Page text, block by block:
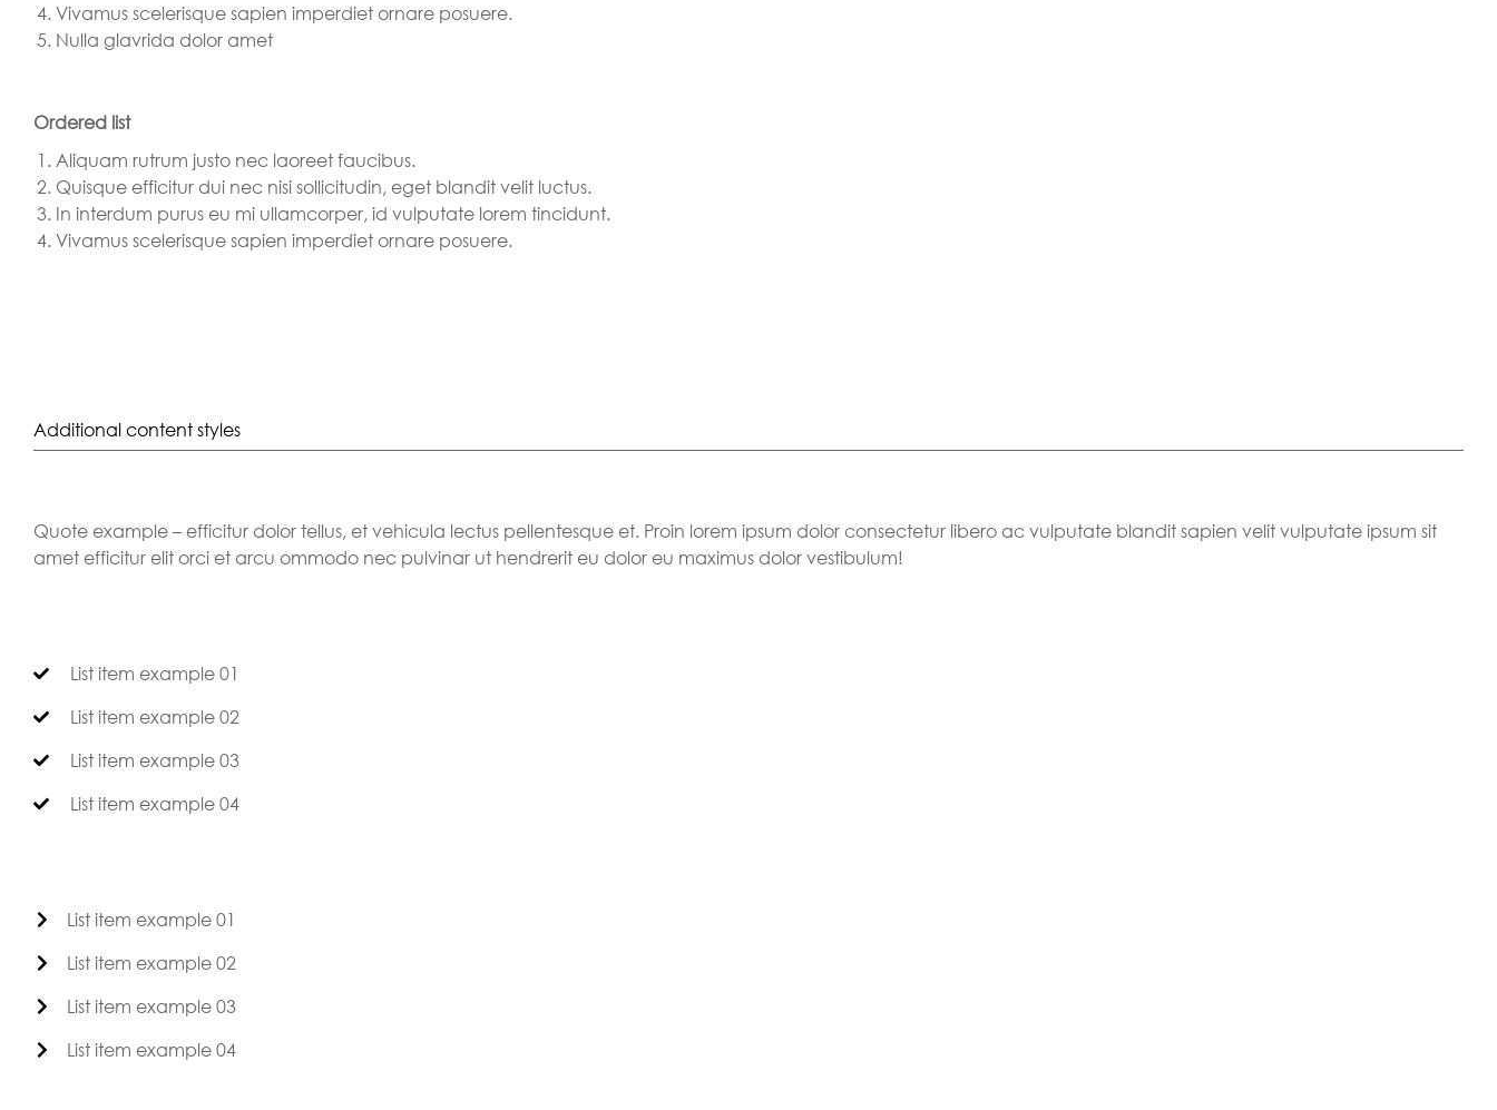
Vivamus scelerisque sapien imperdiet ornare posuere.
Nulla glavrida dolor amet
Ordered list
Aliquam rutrum justo nec laoreet faucibus.
Quisque efficitur dui nec nisi sollicitudin, eget blandit velit luctus.
In interdum purus eu mi ullamcorper, id vulputate lorem tincidunt.
Vivamus scelerisque sapien imperdiet ornare posuere.
Additional content styles
Quote example – efficitur dolor tellus, et vehicula lectus pellentesque et. Proin lorem ipsum dolor consectetur libero ac vulputate blandit sapien velit vulputate ipsum sit
amet efficitur elit orci et arcu ommodo nec pulvinar ut hendrerit eu dolor eu maximus dolor vestibulum!
List item example 01
List item example 02
List item example 03
List item example 04
List item example 01
List item example 02
List item example 03
List item example 04